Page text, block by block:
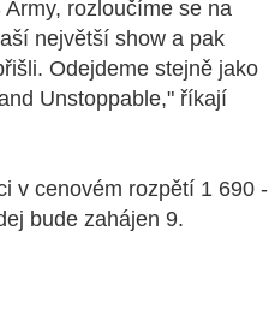
rozloučíme se na
největší show a pak
Odejdeme stejně jako
Unstoppable," říkají
v cenovém rozpětí 1 690 -
bude zahájen 9.